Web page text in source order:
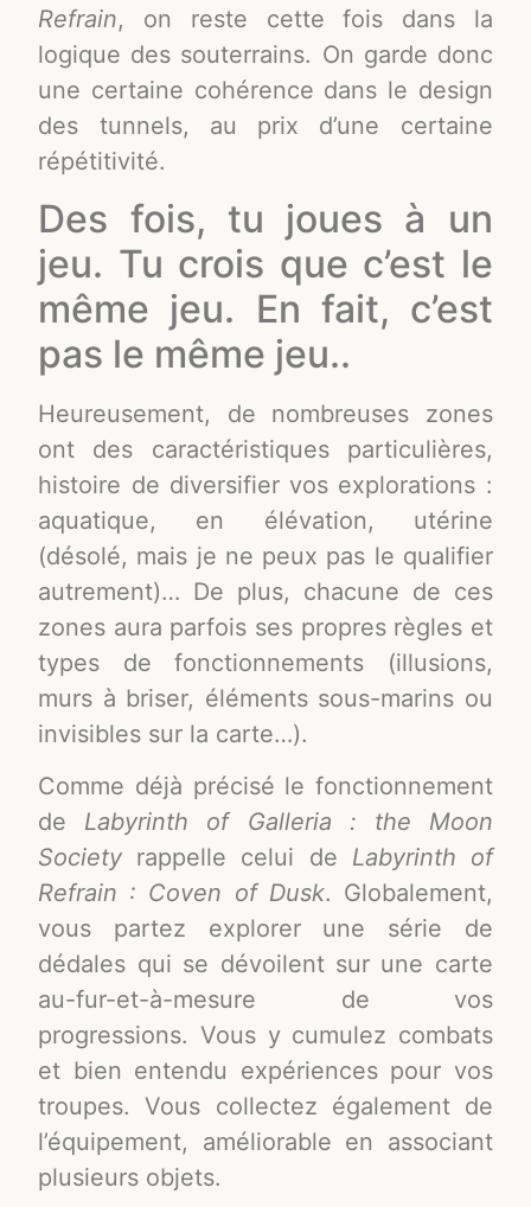
Refrain, on reste cette fois dans la
logique des souterrains. On garde donc
une certaine cohérence dans le design
des tunnels, au prix d’une certaine
répétitivité.
Des fois, tu joues à un
jeu. Tu crois que c’est le
même jeu. En fait, c’est
pas le même jeu..
Heureusement, de nombreuses zones
ont des caractéristiques particulières,
histoire de diversifier vos explorations :
aquatique, en élévation, utérine
(désolé, mais je ne peux pas le qualifier
autrement)… De plus, chacune de ces
zones aura parfois ses propres règles et
types de fonctionnements (illusions,
murs à briser, éléments sous-marins ou
invisibles sur la carte…).
Comme déjà précisé le fonctionnement
de Labyrinth of Galleria : the Moon
Society rappelle celui de Labyrinth of
Refrain : Coven of Dusk. Globalement,
vous partez explorer une série de
dédales qui se dévoilent sur une carte
au-fur-et-à-mesure de vos
progressions. Vous y cumulez combats
et bien entendu expériences pour vos
troupes. Vous collectez également de
l’équipement, améliorable en associant
plusieurs objets.